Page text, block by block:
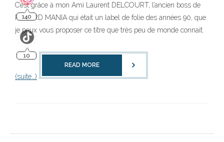
C’est grâce à mon Ami Laurent DELCOURT, l’ancien boss de
RECORD MANIA qui était un label de folie des années 90, que
je peux vous proposer ce titre que très peu de monde connait.
(suite…)
READ MORE
140
10